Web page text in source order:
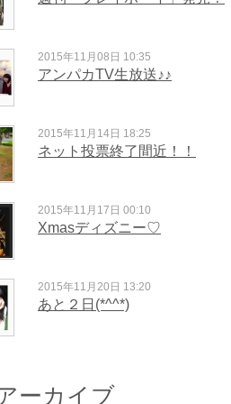
アンパカTV生放送♪♪
2015年11月08日 10:35
ネット投票終了間近！！
2015年11月14日 18:25
Xmasディズニー♡
2015年11月17日 00:10
あと２日(*^^*)
2015年11月20日 13:20
ーカイブ